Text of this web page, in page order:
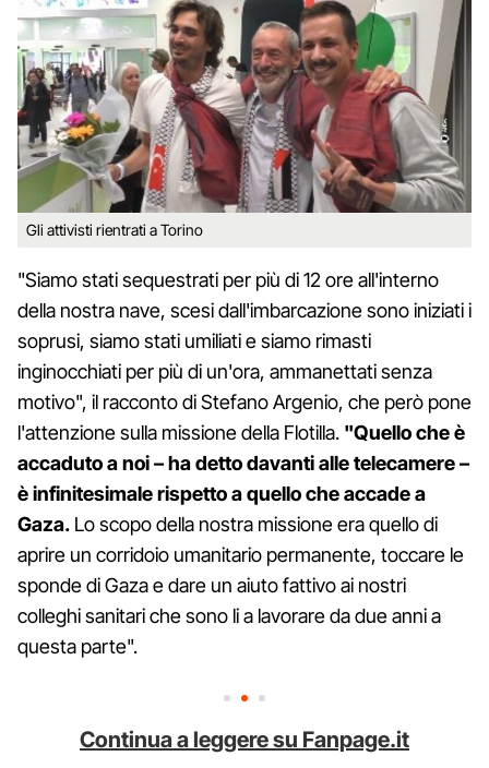
Gli attivisti rientrati a Torino
"Siamo stati sequestrati per più di 12 ore all'interno
della nostra nave, scesi dall'imbarcazione sono iniziati i
soprusi, siamo stati umiliati e siamo rimasti
inginocchiati per più di un'ora, ammanettati senza
motivo", il racconto di Stefano Argenio, che però pone
l'attenzione sulla missione della Flotilla. "Quello che è
accaduto a noi – ha detto davanti alle telecamere –
è infinitesimale rispetto a quello che accade a
Gaza. Lo scopo della nostra missione era quello di
aprire un corridoio umanitario permanente, toccare le
sponde di Gaza e dare un aiuto fattivo ai nostri
colleghi sanitari che sono li a lavorare da due anni a
questa parte".
Continua a leggere su Fanpage.it